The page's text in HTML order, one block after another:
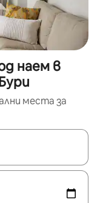
наем в
места за